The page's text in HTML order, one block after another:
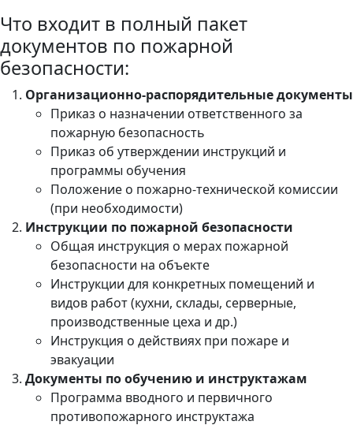
Что входит в полный пакет
документов по пожарной
безопасности:
Организационно-распорядительные документы
Приказ о назначении ответственного за
пожарную безопасность
Приказ об утверждении инструкций и
программы обучения
Положение о пожарно-технической комиссии
(при необходимости)
Инструкции по пожарной безопасности
Общая инструкция о мерах пожарной
безопасности на объекте
Инструкции для конкретных помещений и
видов работ (кухни, склады, серверные,
производственные цеха и др.)
Инструкция о действиях при пожаре и
эвакуации
Документы по обучению и инструктажам
Программа вводного и первичного
противопожарного инструктажа